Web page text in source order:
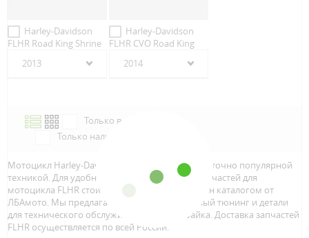
Harley-Davidson
FLHR Road King Shrine
2013
Harley-Davidson
FLHR CVO Road King
2014
Только в наличии
Только наличие м.Аэропорт
Мотоцикл Harley-Davidson FLHR является достаточно популярной
техникой. Для удобного и быстрого поиска запчастей для
мотоцикла FLHR стоит воспользоваться онлайн каталогом от
ЛБАмото. Мы предлагаем только качественный тюнинг и детали
для технического обслуживание вашего байка. Доставка запчастей
FLHR осуществляется по всей Росcии.